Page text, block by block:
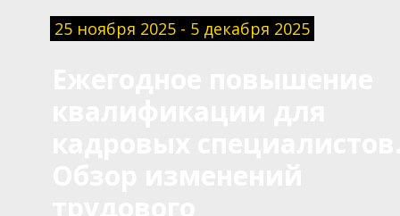
25 ноября 2025 - 5 декабря 2025